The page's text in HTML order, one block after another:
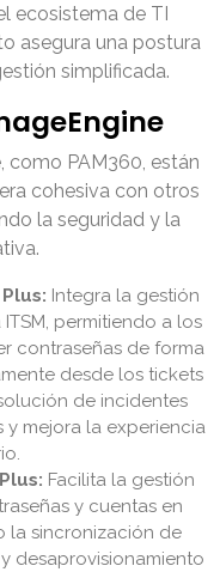
ecosistema de TI
asegura una postura
simplificada.
como PAM360, están
cohesiva con otros
la seguridad y la
Integra la gestión
permitiendo a los
contraseñas de forma
desde los tickets
de incidentes
mejora la experiencia
Facilita la gestión
y cuentas en
la sincronización de
desaprovisionamiento